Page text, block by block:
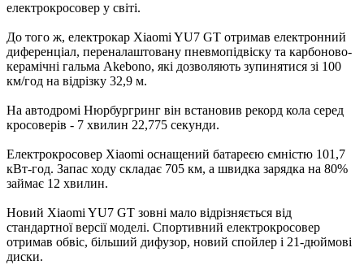
електрокросовер у світі.
До того ж, електрокар Xiaomi YU7 GT отримав електронний
диференціал, переналаштовану пневмопідвіску та карбоново-
керамічні гальма Akebono, які дозволяють зупинятися зі 100
км/год на відрізку 32,9 м.
На автодромі Нюрбургринг він встановив рекорд кола серед
кросоверів - 7 хвилин 22,775 секунди.
Електрокросовер Xiaomi оснащений батареєю ємністю 101,7
кВт-год. Запас ходу складає 705 км, а швидка зарядка на 80%
займає 12 хвилин.
Новий Xiaomi YU7 GT зовні мало відрізняється від
стандартної версії моделі. Спортивний електрокросовер
отримав обвіс, більший дифузор, новий спойлер і 21-дюймові
диски.